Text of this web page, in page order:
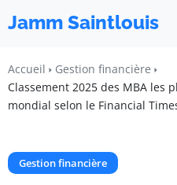
Jamm Saintlouis
Accueil
Gestion financière
Classement 2025 des MBA les
mondial selon le Financial
Gestion financière